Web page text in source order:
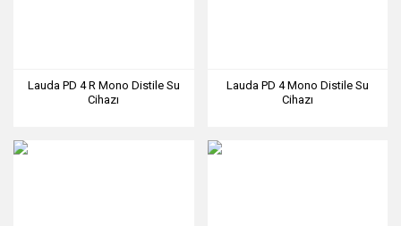
Lauda PD 4 R Mono Distile Su
Cihazı
Lauda PD 4 Mono Distile Su
Cihazı